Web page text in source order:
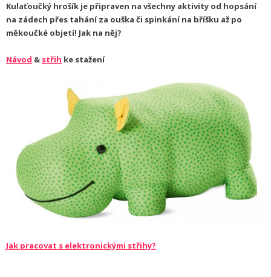
Kulaťoučký hrošík je připraven na všechny aktivity od hopsání
na zádech přes tahání za ouška či spinkání na bříšku až po
měkoučké objetí! Jak na něj?
Návod & střih ke stažení
Jak pracovat s elektronickými střihy?